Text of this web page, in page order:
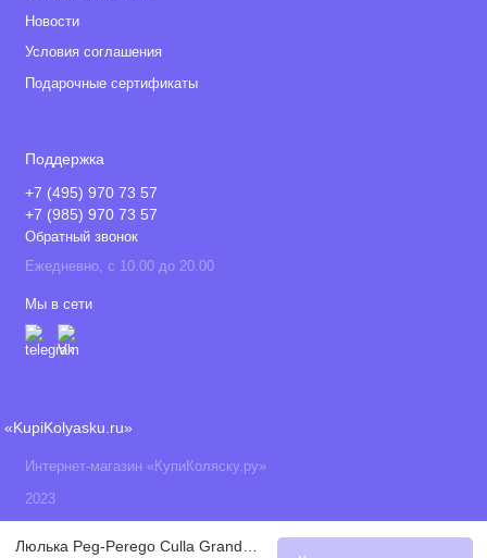
Новости
Условия соглашения
Подарочные сертификаты
Поддержка
+7 (495) 970 73 57
+7 (985) 970 73 57
Обратный звонок
Ежедневно, с 10.00 до 20.00
Мы в сети
«KupiKolyasku.ru»
Интернет-магазин «КупиКоляску.ру»
2023